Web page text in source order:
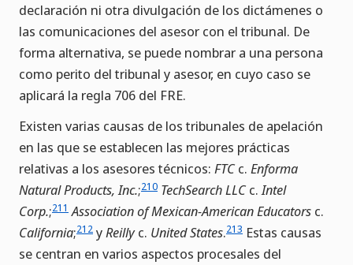
declaración ni otra divulgación de los dictámenes o
las comunicaciones del asesor con el tribunal. De
forma alternativa, se puede nombrar a una persona
como perito del tribunal y asesor, en cuyo caso se
aplicará la regla 706 del FRE.
Existen varias causas de los tribunales de apelación
en las que se establecen las mejores prácticas
relativas a los asesores técnicos: FTCc. Enforma
Natural Products, Inc.;210 TechSearch LLCc.Intel
Corp.;211 Association of Mexican-American Educators c.
California;212 yReillyc. United States.213 Estas causas
se centran en varios aspectos procesales del